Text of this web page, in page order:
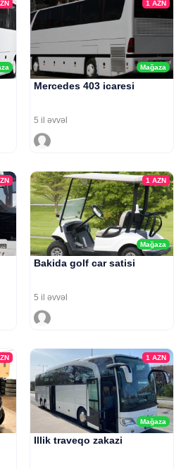
Mağaza
1 AZN
Mercedes 403 icaresi
5 il əvvəl
Mağaza
1 AZN
Bakida golf car satisi
5 il əvvəl
Mağaza
1 AZN
Illik traveqo zakazi